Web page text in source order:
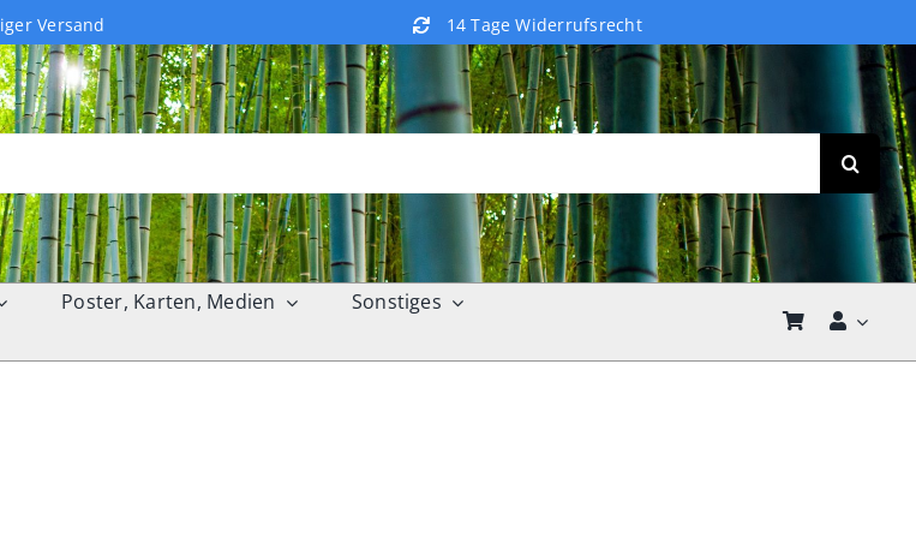
Versand 14 Tage Widerrufsrecht
Poster, Karten, Medien
Sonstiges